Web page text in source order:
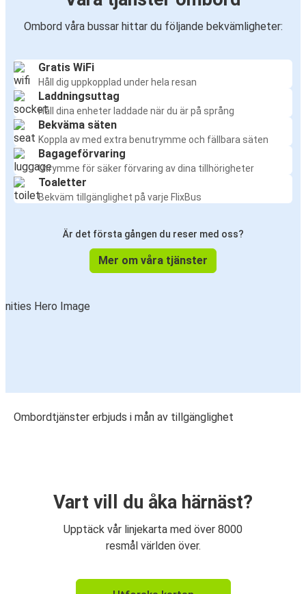
Ombord våra bussar hittar du följande bekvämligheter:
Gratis WiFi
Håll dig uppkopplad under hela resan
Laddningsuttag
Håll dina enheter laddade när du är på språng
Bekväma säten
Koppla av med extra benutrymme och fällbara säten
Bagageförvaring
Utrymme för säker förvaring av dina tillhörigheter
Toaletter
Bekväm tillgänglighet på varje FlixBus
Är det första gången du reser med oss?
Mer om våra tjänster
Ombordtjänster erbjuds i mån av tillgänglighet
Vart vill du åka härnäst?
Upptäck vår linjekarta med över 8000
resmål världen över.